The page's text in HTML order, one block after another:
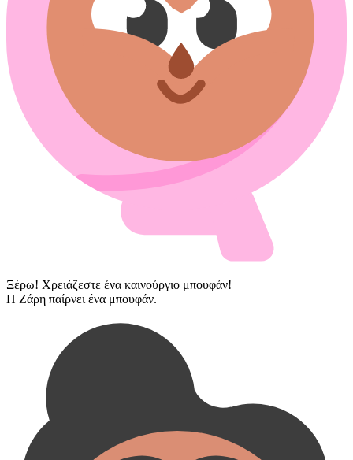
Ξέρω! Χρειάζεστε ένα καινούργιο μπουφάν!
Η Ζάρη παίρνει ένα μπουφάν.